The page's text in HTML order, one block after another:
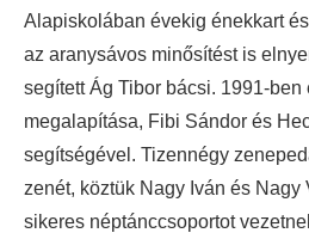
Alapiskolában évekig énekkart
az aranysávos minősítést is
segített Ág Tibor bácsi. 1991-
megalapítása, Fibi Sándor és
segítségével. Tizennégy
zenét, köztük Nagy Iván és Nagy
sikeres néptánccsoportot